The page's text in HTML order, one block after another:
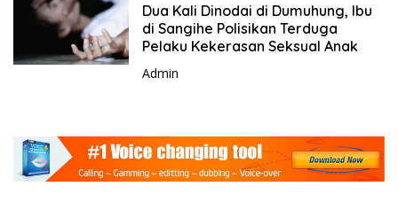
Dua Kali Dinodai di Dumuhung, Ibu
di Sangihe Polisikan Terduga
Pelaku Kekerasan Seksual Anak
Admin